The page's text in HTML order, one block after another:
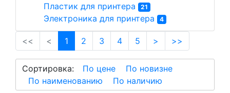
Пластик для принтера 21
Электроника для принтера 4
<< < 1 (current)
2 3 4 5 > >>
Сортировка: По цене
По новизне
По наименованию
По наличию